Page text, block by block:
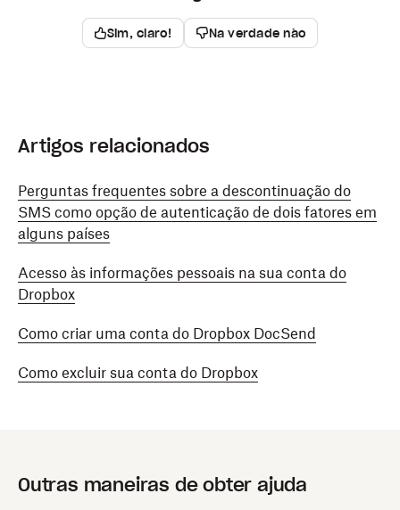
Sim, claro! Na verdade não
Artigos relacionados
Perguntas frequentes sobre a descontinuação do
SMS como opção de autenticação de dois fatores em
alguns países
Acesso às informações pessoais na sua conta do
Dropbox
Como criar uma conta do Dropbox DocSend
Como excluir sua conta do Dropbox
Outras maneiras de obter ajuda